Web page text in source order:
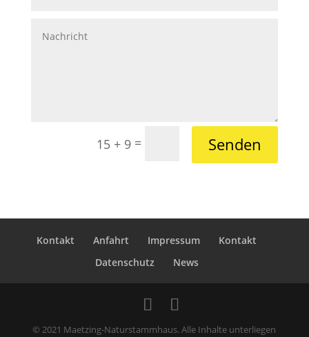
15 + 9 = Senden
Kontakt Anfahrt Impressum
Kontakt
Datenschutz
News
© 2021 Maetzing-Naturstammhaus. Alle Inhalte unterliegen